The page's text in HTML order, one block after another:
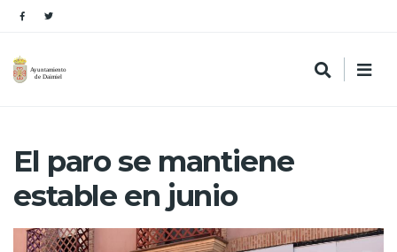
El paro se mantiene
estable en junio